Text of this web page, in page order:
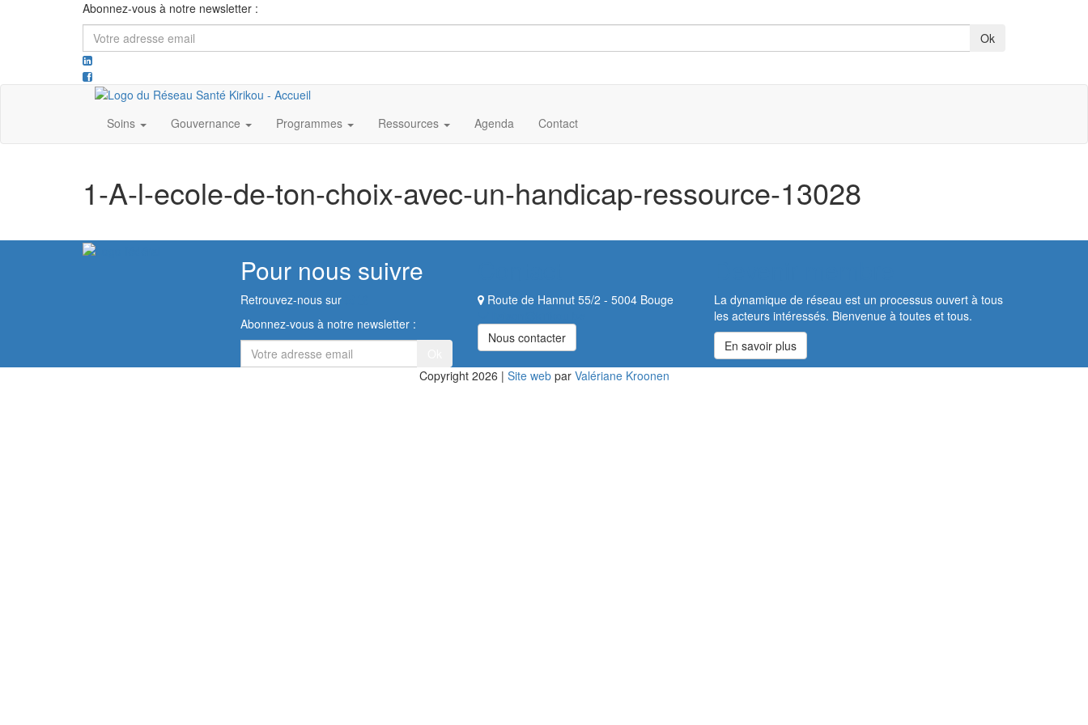
Abonnez-vous à notre newsletter :
Votre
adresse
email
Soins Gouvernance Programmes Ressources Agenda Contact
1-A-l-ecole-de-ton-choix-avec-un-handicap-ressource-13028
Pour nous suivre
Retrouvez-nous sur
Abonnez-vous à notre newsletter :
Votre
adresse
Route de Hannut 55/2 - 5004 Bouge
Nous contacter
La dynamique de réseau est un processus ouvert à tous
les acteurs intéressés. Bienvenue à toutes et tous.
En savoir plus
Copyright 2026 | Site webpar Valériane Kroonen